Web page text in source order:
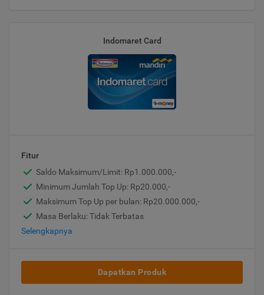
Indomaret Card
Fitur
Saldo Maksimum/Limit: Rp1.000.000,-
Minimum Jumlah Top Up: Rp20.000,-
Maksimum Top Up per bulan: Rp20.000.000,-
Masa Berlaku: Tidak Terbatas
Selengkapnya
Dapatkan Produk